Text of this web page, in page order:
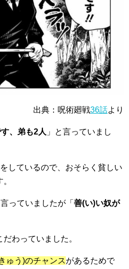
出典：呪術廻戦36話より
、弟も2人 」と言っていまし
をしているので、おそらく 貧しい
言っていましたが「 善(い)い奴が
だわっていました 。
ゅう)のチャンスがあるためで